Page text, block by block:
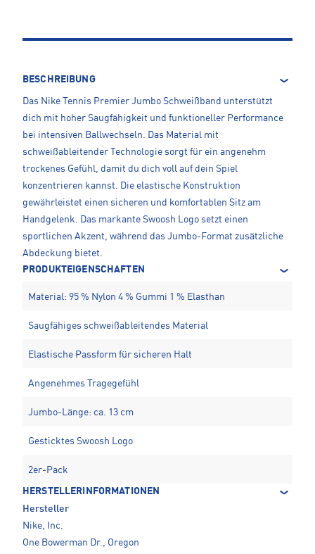
BESCHREIBUNG
Das Nike Tennis Premier Jumbo Schweißband unterstützt
dich mit hoher Saugfähigkeit und funktioneller Performance
bei intensiven Ballwechseln. Das Material mit
schweißableitender Technologie sorgt für ein angenehm
trockenes Gefühl, damit du dich voll auf dein Spiel
konzentrieren kannst. Die elastische Konstruktion
gewährleistet einen sicheren und komfortablen Sitz am
Handgelenk. Das markante Swoosh Logo setzt einen
sportlichen Akzent, während das Jumbo-Format zusätzliche
Abdeckung bietet.
PRODUKTEIGENSCHAFTEN
Material: 95 % Nylon 4 % Gummi 1 % Elasthan
Saugfähiges schweißableitendes Material
Elastische Passform für sicheren Halt
Angenehmes Tragegefühl
Jumbo-Länge: ca. 13 cm
Gesticktes Swoosh Logo
2er-Pack
HERSTELLERINFORMATIONEN
Hersteller
Nike, Inc.
One Bowerman Dr., Oregon